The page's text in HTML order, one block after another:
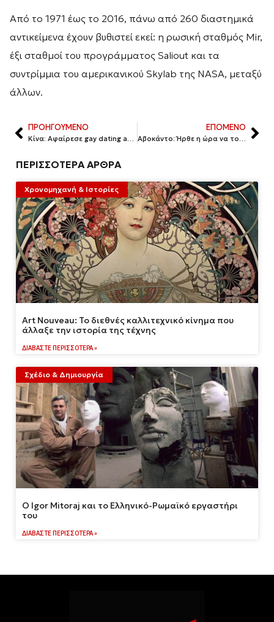
Από το 1971 έως το 2016, πάνω από 260 διαστημικά
αντικείμενα έχουν βυθιστεί εκεί: η ρωσική σταθμός Mir,
έξι σταθμοί του προγράμματος Saliout και τα
συντρίμμια του αμερικανικού Skylab της NASA, μεταξύ
άλλων.
ΠΡΟΗΓΟΥΜΕΝΟ
Κίνα: Αφαίρεσε gay dating apps από τα app stores της χώρας
ΕΠΟΜΕΝΟ
Αβοκάντο: Ήρθε η ώρα να το προσθέσεις στην διατροφή σου
ΠΕΡΙΣΣΟΤΕΡΑ ΑΡΘΡΑ
Χρονομηχανή & Ιστορίες
Art Nouveau: Το διεθνές καλλιτεχνικό κίνημα που
άλλαξε την ιστορία της τέχνης
ΔΙΑΒΆΣΤΕ ΠΕΡΙΣΣΌΤΕΡΑ »
Σχέδιο & Δημιουργία
Ο Igor Mitoraj και το Ελληνικό-Ρωμαϊκό εργαστήρι
του
ΔΙΑΒΆΣΤΕ ΠΕΡΙΣΣΌΤΕΡΑ »